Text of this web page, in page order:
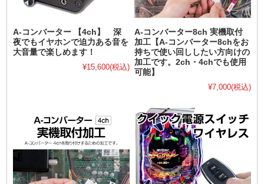
A-コンバーター 【4ch】 深
夜でもイヤホンで迫力ある音を
大音量で楽しめます！
¥15,600(税込)
A-コンバーター8ch 実機取付
加工【A-コンバーター8chをお
持ちで使い回ししたい方向けの
加工です。2ch・4chでも使用
可能】
¥7,000(税込)